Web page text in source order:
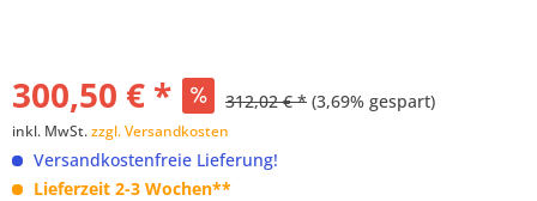
300,50 € * 312,02 € * (3,69% gespart)
inkl. MwSt.zzgl. Versandkosten
Versandkostenfreie Lieferung!
Lieferzeit 2-3 Wochen**